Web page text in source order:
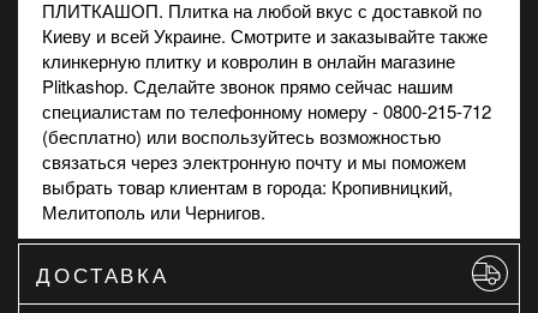
ПЛИТКАШОП. Плитка на любой вкус с доставкой по
Киеву и всей Украине. Смотрите и заказывайте также
клинкерную плитку и ковролин в онлайн магазине
Plitkashop. Сделайте звонок прямо сейчас нашим
специалистам по телефонному номеру - 0800-215-712
(бесплатно) или воспользуйтесь возможностью
связаться через электронную почту и мы поможем
выбрать товар клиентам в города: Кропивницкий,
Мелитополь или Чернигов.
ДОСТАВКА